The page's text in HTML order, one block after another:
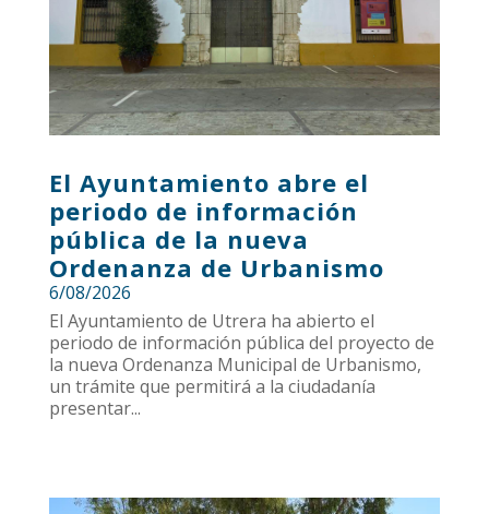
El Ayuntamiento abre el
periodo de información
pública de la nueva
Ordenanza de Urbanismo
6/08/2026
El Ayuntamiento de Utrera ha abierto el
periodo de información pública del proyecto de
la nueva Ordenanza Municipal de Urbanismo,
un trámite que permitirá a la ciudadanía
presentar...